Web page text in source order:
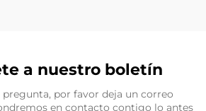
a nuestro boletín
pregunta, por favor deja un correo
en contacto contigo lo antes